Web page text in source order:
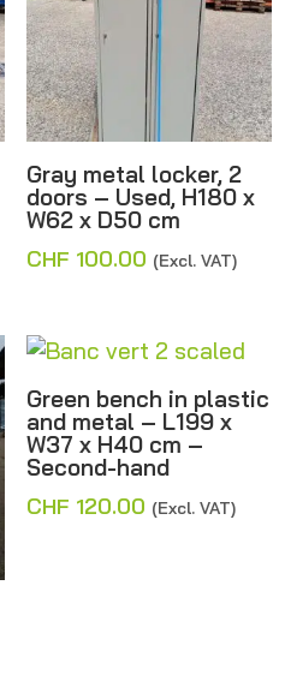
Gray metal locker, 2
doors – Used, H180 x
W62 x D50 cm
CHF 100.00 (Excl. VAT)
Green bench in plastic
and metal – L199 x
W37 x H40 cm –
Second-hand
CHF 120.00 (Excl. VAT)